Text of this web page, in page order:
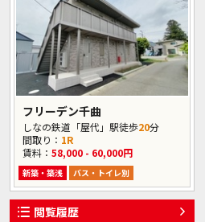
フリーデン千曲
しなの鉄道「屋代」駅徒歩20分
間取り： 1R
賃料： 58,000 - 60,000円
新築・築浅 バス・トイレ別
閲覧履歴